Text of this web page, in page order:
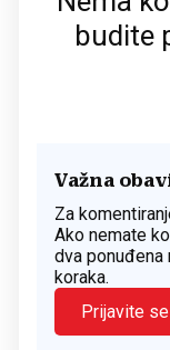
budite
Važna
Za
Ako nemate
dva
koraka.
Prijavite se